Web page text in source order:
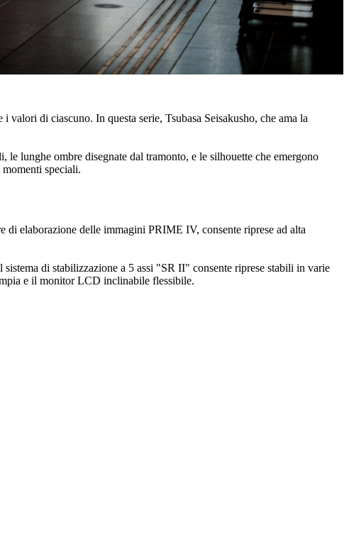
di ciascuno. In questa serie, Tsubasa Seisakusho, che ama la
lunghe ombre disegnate dal tramonto, e le silhouette che emergono
speciali.
elaborazione delle immagini PRIME IV, consente riprese ad alta
di stabilizzazione a 5 assi "SR II" consente riprese stabili in varie
e il monitor LCD inclinabile flessibile.